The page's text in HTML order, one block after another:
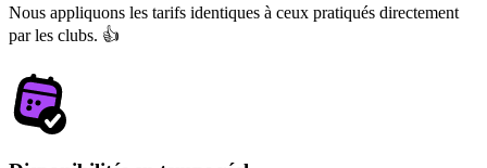
Nous appliquons les tarifs identiques à ceux pratiqués directement
par les clubs. 👍